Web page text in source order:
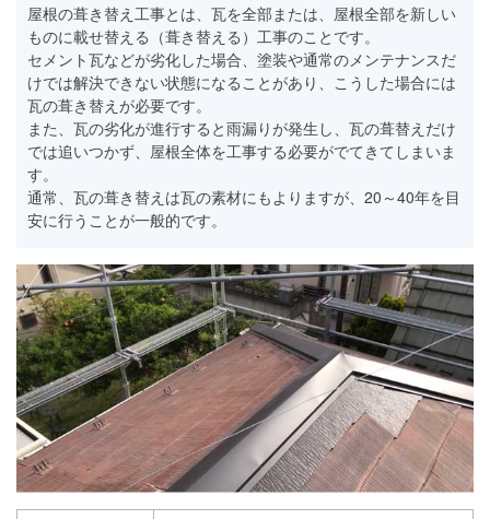
屋根の葺き替え工事とは、瓦を全部または、屋根全部を新しい
ものに載せ替える（葺き替える）工事のことです。
セメント瓦などが劣化した場合、塗装や通常のメンテナンスだ
けでは解決できない状態になることがあり、こうした場合には
瓦の葺き替えが必要です。
また、瓦の劣化が進行すると雨漏りが発生し、瓦の葺替えだけ
では追いつかず、屋根全体を工事する必要がでてきてしまいま
す。
通常、瓦の葺き替えは瓦の素材にもよりますが、20～40年を目
安に行うことが一般的です。